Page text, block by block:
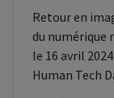
Retour en
du numérique
le 16 avril
Human Tech